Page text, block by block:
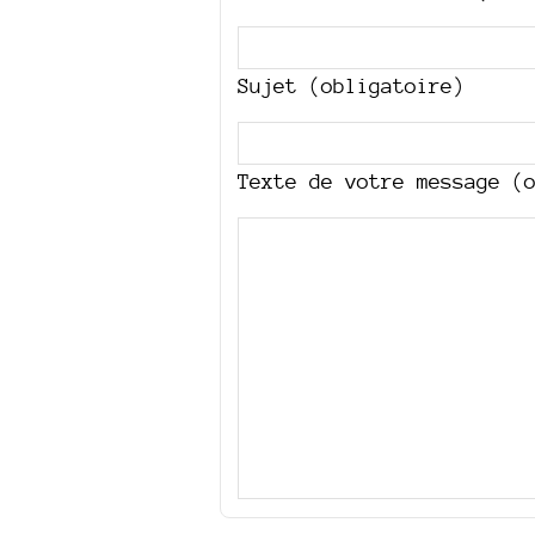
Sujet (obligatoire)
Texte de votre message